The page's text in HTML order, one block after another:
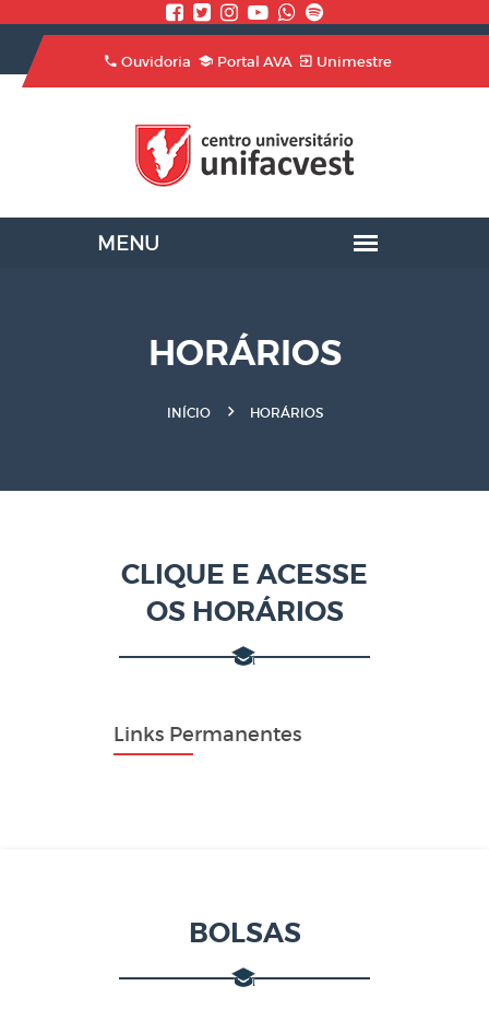
Ouvidoria Portal AVA Unimestre
HORÁRIOS
INÍCIO HORÁRIOS
CLIQUE E ACESSE
OS HORÁRIOS
Links Permanentes
BOLSAS